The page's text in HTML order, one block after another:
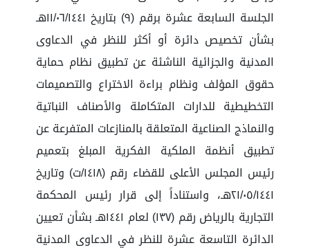
الجلسة السابعة عشرة برقم (٩) بتاريخ ١١/٠٦/١٤٤١هـ
بشأن تخصيص دائرة أو أكثر للنظر في الدعاوى
المدنية والجزائية الناشئة عن تطبيق نظام حماية
حقوق المؤلف ونظام براءة الاختراع والتصميمات
التخطيطية للدارات المتكاملة والأصناف النباتية
والنماذج الصناعية المتعلقة بالمنازعات المتفرعة عن
تطبيق أنظمة الملكية الفكرية المبلغ بتعميم
رئيس المجلس الأعلى للقضاء رقم (١٤١٨/ت) وتاريخ
٢١/٠٥/١٤٤١هـ، واستناداً إلى قرار رئيس المحكمة
التجارية بالرياض رقم (١٣٧) لعام ١٤٤١هـ بشأن تعيين
الدائرة التاسعة عشرة للنظر في الدعاوى المدنية